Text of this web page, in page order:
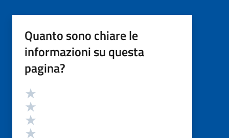
Quanto sono chiare le
informazioni su questa
pagina?
Valutazione